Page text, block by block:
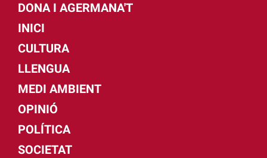
DONA I AGERMANA'T
INICI
CULTURA
LLENGUA
MEDI AMBIENT
OPINIÓ
POLÍTICA
SOCIETAT